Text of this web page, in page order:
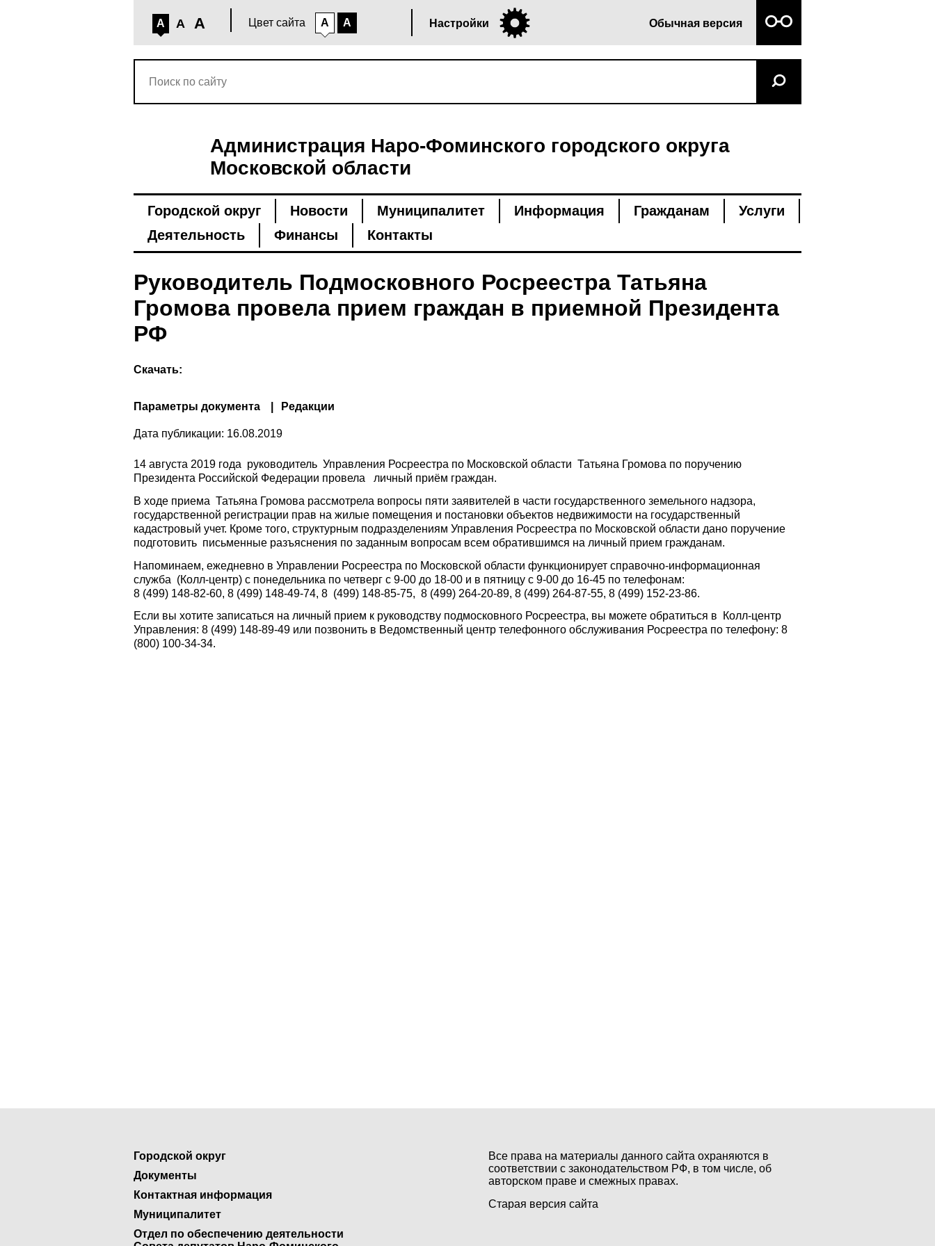
A A A Цвет сайта A A Настройки Обычная версия
Администрация Наро-Фоминского городского округа
Московской области
Городской округ Новости Муниципалитет Информация Гражданам
Услуги
Деятельность
Финансы Контакты
Руководитель Подмосковного Росреестра Татьяна
Громова провела прием граждан в приемной Президента
РФ
Скачать:
Параметры документа Редакции
Дата публикации: 16.08.2019
14 августа 2019 года руководитель Управления Росреестра по Московской области Татьяна Громова по поручению
Президента Российской Федерации провела личный приём граждан.
В ходе приема Татьяна Громова рассмотрела вопросы пяти заявителей в части государственного земельного надзора,
государственной регистрации прав на жилые помещения и постановки объектов недвижимости на государственный
кадастровый учет. Кроме того, структурным подразделениям Управления Росреестра по Московской области дано поручение
подготовить письменные разъяснения по заданным вопросам всем обратившимся на личный прием гражданам.
Напоминаем, ежедневно в Управлении Росреестра по Московской области функционирует справочно-информационная
служба (Колл-центр) с понедельника по четверг с 9-00 до 18-00 и в пятницу с 9-00 до 16-45 по телефонам:
8 (499) 148-82-60, 8 (499) 148-49-74, 8 (499) 148-85-75, 8 (499) 264-20-89, 8 (499) 264-87-55, 8 (499) 152-23-86.
Если вы хотите записаться на личный прием к руководству подмосковного Росреестра, вы можете обратиться в Колл-центр
Управления: 8 (499) 148-89-49 или позвонить в Ведомственный центр телефонного обслуживания Росреестра по телефону: 8
(800) 100-34-34.
Городской округ
Документы
Контактная информация
Муниципалитет
Отдел по обеспечению деятельности
Все права на материалы данного сайта охраняются в
соответствии с законодательством РФ, в том числе, об
авторском праве и смежных правах.
Старая версия сайта